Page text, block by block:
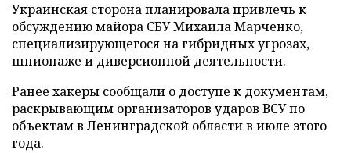
Украинская сторона планировала привлечь к
обсуждению майора СБУ Михаила Марченко,
специализирующегося на гибридных угрозах,
шпионаже и диверсионной деятельности.
Ранее хакеры сообщали о доступе к документам,
раскрывающим организаторов ударов ВСУ по
объектам в Ленинградской области в июле этого
года.